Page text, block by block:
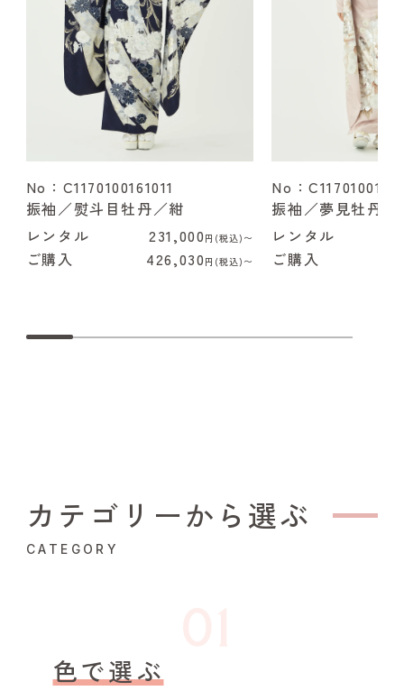
No：C1170100161011
振袖／熨斗目牡丹／紺
レンタル
231,000 円(税込)〜
ご購入 426,030 円(税込)〜
No：
振袖／夢見牡丹／
レンタル
ご購入
カテゴリーから選ぶ
CATEGORY
色で選ぶ